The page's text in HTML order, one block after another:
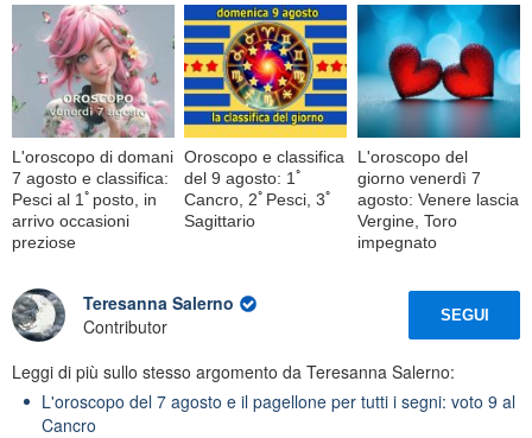
L'oroscopo di domani
7 agosto e classifica:
Pesci al 1ﾟposto, in
arrivo occasioni
preziose
Oroscopo e classifica
del 9 agosto: 1ﾟ
Cancro, 2ﾟPesci, 3ﾟ
Sagittario
L'oroscopo del
giorno venerdì 7
agosto: Venere lascia
Vergine, Toro
impegnato
Teresanna Salerno
Contributor
SEGUI
Leggi di più sullo stesso argomento da Teresanna Salerno:
L'oroscopo del 7 agosto e il pagellone per tutti i segni: voto 9 al
Cancro